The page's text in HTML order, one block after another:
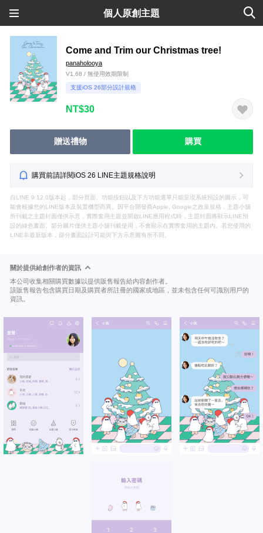
個人原創主題
Come and Trim our Christmas tree!
panaholooya
V1.68 / 無使用效期限制
支援iOS 26部分設計規格
NT$30
贈送禮物 購買
購買前請詳閱iOS 26 LINE主題規格說明
自LINE 9.12.0版本起，部分頁面、功能按鈕以及下方功能選單只能呈現系統預設的圖示，可
能會根據您的LINE版本及裝置機型而異。因平台開發商Apple, Google之政策規格，主題小舖
所刊載之主題封面僅供示意，實際套用主題並開啟LINE應用程式時，主題封面將顯示LINE預
設的綠色畫面。部分圖片僅供主題小舖刊載使用，不會顯示在實際套用的主題內。若您使用的
LINE非最新版本，部分畫面設計可能與下方示意圖有所不同。
關於提供給創作者的資訊
本公司收集相關購買數據以提供販售報告給內容創作者。
該販售報告包含購買日期及購買者所註冊的國家或地區，並未包含任何可識別用戶的
資訊。